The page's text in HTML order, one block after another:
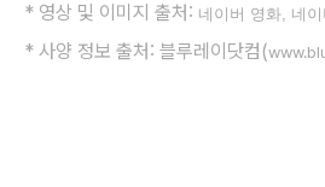
* 영상 및 이미지 출처: 네이버 영화, 네
* 사양 정보 출처: 블루레이닷컴(